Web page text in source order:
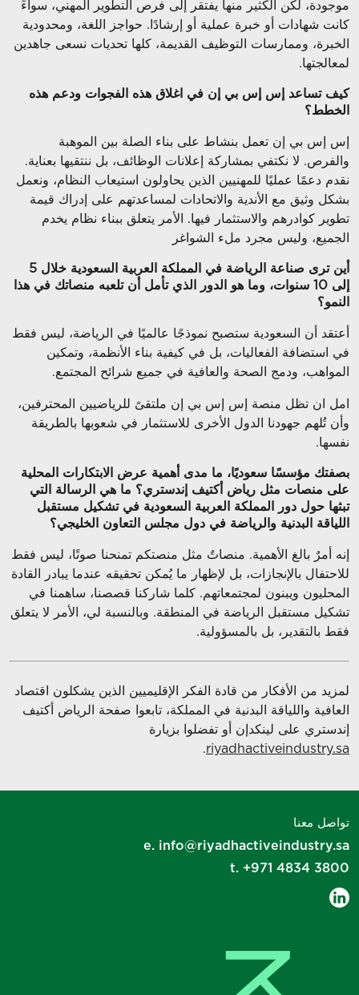
موجودة، لكن الكثير منها يفتقر إلى فرص التطوير المهني، سواءً
كانت شهادات أو خبرة عملية أو إرشادًا. حواجز اللغة، ومحدودية
الخبرة، وممارسات التوظيف القديمة، كلها تحديات نسعى جاهدين
لمعالجتها.
كيف تساعد إس إس بي إن في اغلاق هذه الفجوات ودعم هذه
الخطط؟
إس إس بي إن تعمل بنشاط على بناء الصلة بين الموهبة
والفرص. لا نكتفي بمشاركة إعلانات الوظائف، بل ننتقيها بعناية.
نقدم دعمًا عمليًا للمهنيين الذين يحاولون استيعاب النظام، ونعمل
بشكل وثيق مع الأندية والاتحادات لمساعدتهم على إدراك قيمة
تطوير كوادرهم والاستثمار فيها. الأمر يتعلق ببناء نظام يخدم
الجميع، وليس مجرد ملء الشواغر
أين ترى صناعة الرياضة في المملكة العربية السعودية خلال 5
إلى 10 سنوات، وما هو الدور الذي تأمل أن تلعبه منصاتك في هذا
النمو؟
أعتقد أن السعودية ستصبح نموذجًا عالميًا في الرياضة، ليس فقط
في استضافة الفعاليات، بل في كيفية بناء الأنظمة، وتمكين
المواهب، ودمج الصحة والعافية في جميع شرائح المجتمع.
امل ان تظل منصة إس إس بي إن ملتقىً للرياضيين المحترفين،
وأن تُلهم جهودنا الدول الأخرى للاستثمار في شعوبها بالطريقة
نفسها.
بصفتك مؤسسًا سعوديًا، ما مدى أهمية عرض الابتكارات المحلية
على منصات مثل رياض أكتيف إندستري؟ ما هي الرسالة التي
تبثها حول دور المملكة العربية السعودية في تشكيل مستقبل
اللياقة البدنية والرياضة في دول مجلس التعاون الخليجي؟
إنه أمرٌ بالغ الأهمية. منصاتٌ مثل منصتكم تمنحنا صوتًا، ليس فقط
للاحتفال بالإنجازات، بل لإظهار ما يُمكن تحقيقه عندما يبادر القادة
المحليون ويبنون لمجتمعاتهم. كلما شاركنا قصصنا، ساهمنا في
تشكيل مستقبل الرياضة في المنطقة. وبالنسبة لي، الأمر لا يتعلق
فقط بالتقدير، بل بالمسؤولية.
لمزيد من الأفكار من قادة الفكر الإقليميين الذين يشكلون اقتصاد
العافية واللياقة البدنية في المملكة، تابعوا صفحة الرياض أكتيف
إندستري على لينكدإن أو تفضلوا بزيارة
riyadhactiveindustry.sa
.
تواصل معنا
e. info@riyadhactiveindustry.sa
t. +971 4834 3800